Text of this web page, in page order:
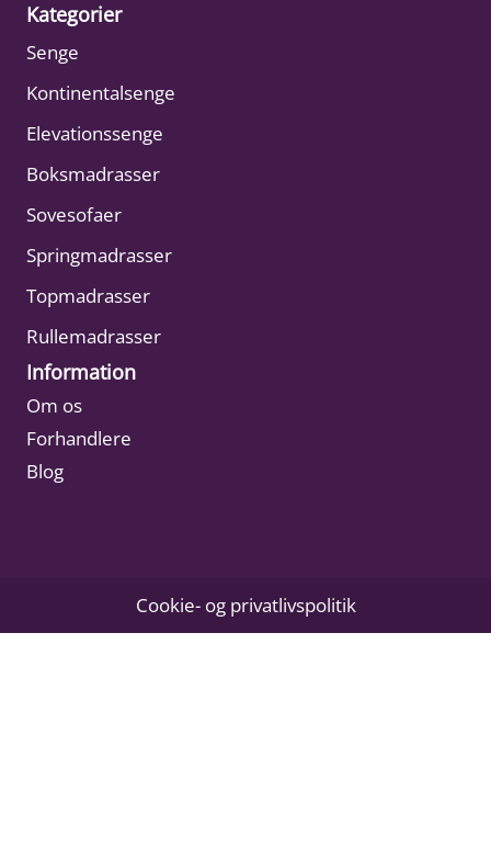
Kategorier
Senge
Kontinentalsenge
Elevationssenge
Boksmadrasser
Sovesofaer
Springmadrasser
Topmadrasser
Rullemadrasser
Information
Om os
Forhandlere
Blog
Cookie- og privatlivspolitik